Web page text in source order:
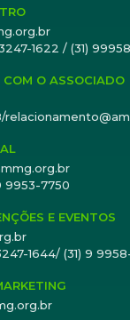
1622 / (31)
COM O ASSOCIADO
9953-7750
E EVENTOS
1644/ (31) 9